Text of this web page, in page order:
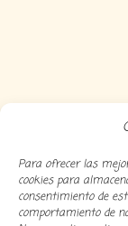
Para ofrecer las
cookies para
consentimiento de
comportamiento de